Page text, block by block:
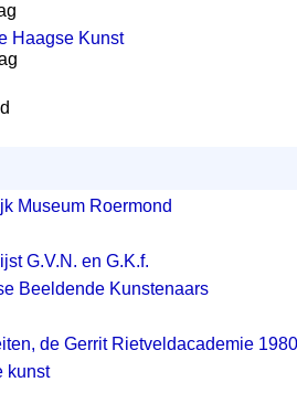
Haagse Kunst
Museum Roermond
G.V.N. en G.K.f.
Beeldende Kunstenaars
de Gerrit Rietveldacademie
kunst